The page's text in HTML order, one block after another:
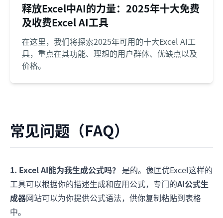
释放Excel中AI的力量：2025年十大免费
及收费Excel AI工具
在这里，我们将探索2025年可用的十大Excel AI工
具，重点在其功能、理想的用户群体、优缺点以及
价格。
常见问题（FAQ）
1. Excel AI能为我生成公式吗？ 是的。像匡优Excel这样的
工具可以根据你的描述生成和应用公式，专门的AI公式生
成器网站可以为你提供公式语法，供你复制粘贴到表格
中。